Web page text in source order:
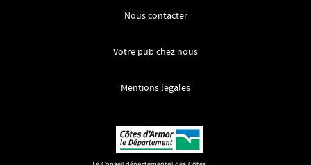
Nous contacter
Votre pub chez nous
Mentions légales